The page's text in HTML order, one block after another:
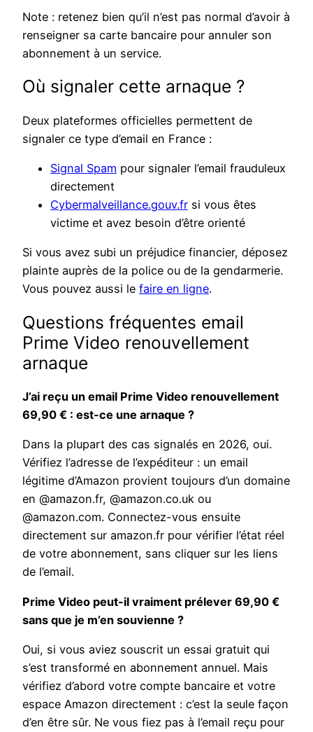
Note : retenez bien qu’il n’est pas normal d’avoir à
renseigner sa carte bancaire pour annuler son
abonnement à un service.
Où signaler cette arnaque ?
Deux plateformes officielles permettent de
signaler ce type d’email en France :
Signal Spam pour signaler l’email frauduleux
directement
Cybermalveillance.gouv.fr si vous êtes
victime et avez besoin d’être orienté
Si vous avez subi un préjudice financier, déposez
plainte auprès de la police ou de la gendarmerie.
Vous pouvez aussi le faire en ligne.
Questions fréquentes email
Prime Video renouvellement
arnaque
J’ai reçu un email Prime Video renouvellement
69,90 € : est-ce une arnaque ?
Dans la plupart des cas signalés en 2026, oui.
Vérifiez l’adresse de l’expéditeur : un email
légitime d’Amazon provient toujours d’un domaine
en @amazon.fr, @amazon.co.uk ou
@amazon.com. Connectez-vous ensuite
directement sur amazon.fr pour vérifier l’état réel
de votre abonnement, sans cliquer sur les liens
de l’email.
Prime Video peut-il vraiment prélever 69,90 €
sans que je m’en souvienne ?
Oui, si vous aviez souscrit un essai gratuit qui
s’est transformé en abonnement annuel. Mais
vérifiez d’abord votre compte bancaire et votre
espace Amazon directement : c’est la seule façon
d’en être sûr. Ne vous fiez pas à l’email reçu pour